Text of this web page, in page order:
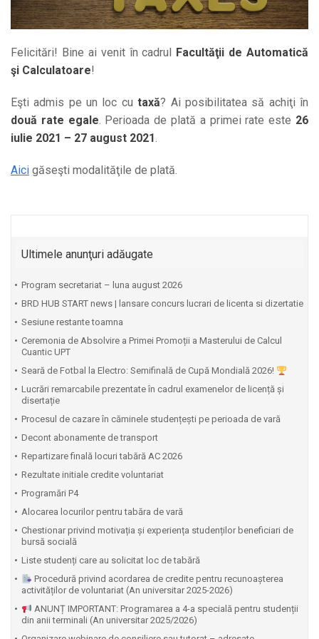
Felicitări! Bine ai venit în cadrul
Facultăţii de Automatică
şi Calculatoare!
Eşti admis pe un loc cutaxă? Ai posibilitatea să achiţi în
două rate egale. Perioada de plată a primei rate este 26
iulie 2021 – 27 august 2021.
Aici găseşti modalităţile de plată.
Ultimele anunţuri adăugate
Program secretariat – luna august 2026
BRD HUB START news | lansare concurs lucrari de licenta si dizertatie
Sesiune restante toamna
Ceremonia de Absolvire a Primei Promoții a Masterului de Calcul
Cuantic UPT
⁠Seară de Fotbal la Electro: Semifinală de Cupă Mondială 2026!
Lucrări remarcabile prezentate în cadrul examenelor de licență și
disertație
Procesul de cazare în căminele studențești pe perioada de vară
Decont abonamente de transport
Repartizare finală locuri tabără AC 2026
Rezultate initiale credite voluntariat
Programări P4
Alocarea locurilor pentru tabăra de vară
Chestionar privind motivația și experiența studenților beneficiari de
bursă socială
Liste studenți care au solicitat loc de tabără
Procedură privind acordarea de credite pentru recunoașterea
activităților de voluntariat (An universitar 2025-2026)
ANUNȚ IMPORTANT: Programarea a 4-a specială pentru studenții
din anii terminali (An universitar 2025/2026)